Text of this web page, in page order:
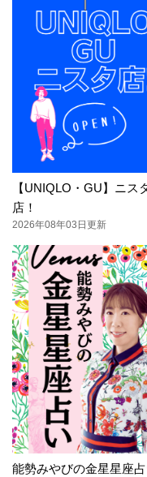
【UNIQLO・GU】ニス
店！
2026年08年03日更新
能勢みやびの金星星座